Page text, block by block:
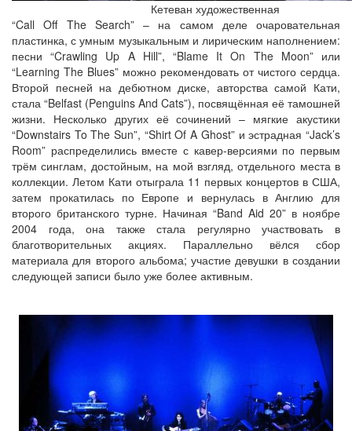
Кетеван художественная
“Call Off The Search” – на самом деле очаровательная
пластинка, с умным музыкальным и лирическим наполнением:
песни “Crawling Up A Hill”, “Blame It On The Moon” или
“Learning The Blues” можно рекомендовать от чистого сердца.
Второй песней на дебютном диске, авторства самой Кати,
стала “Belfast (Penguins And Cats”), посвящённая её тамошней
жизни. Несколько других её сочинений – мягкие акустики
“Downstairs To The Sun”, “Shirt Of A Ghost” и эстрадная “Jack’s
Room” распределились вместе с кавер-версиями по первым
трём синглам, достойным, на мой взгляд, отдельного места в
коллекции. Летом Кати отыграла 11 первых концертов в США,
затем прокатилась по Европе и вернулась в Англию для
второго британского турне. Начиная “Band Aid 20” в ноябре
2004 года, она также стала регулярно участвовать в
благотворительных акциях. Параллельно вёлся сбор
материала для второго альбома; участие девушки в создании
следующей записи было уже более активным.